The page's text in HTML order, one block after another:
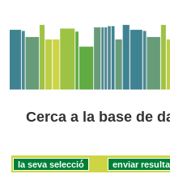
Cerca a la base de